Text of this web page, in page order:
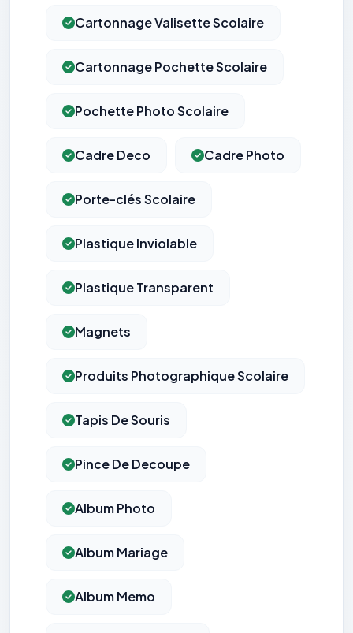
Cartonnage Valisette Scolaire
Cartonnage Pochette Scolaire
Pochette Photo Scolaire
Cadre Deco Cadre Photo
Porte-clés Scolaire
Plastique Inviolable
Plastique Transparent
Magnets
Produits Photographique Scolaire
Tapis De Souris
Pince De Decoupe
Album Photo
Album Mariage
Album Memo